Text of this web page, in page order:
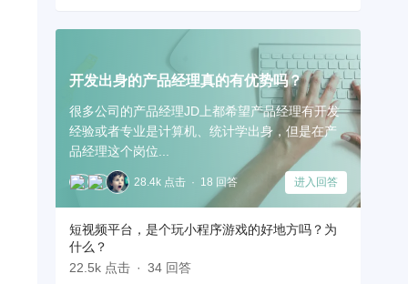
开发出身的产品经理真的有优势吗？
很多公司的产品经理JD上都希望产品经理有开发
经验或者专业是计算机、统计学出身，但是在产
品经理这个岗位...
28.4k 点击 18 回答 进入回答
短视频平台，是个玩小程序游戏的好地方吗？为
什么？
22.5k 点击
34 回答